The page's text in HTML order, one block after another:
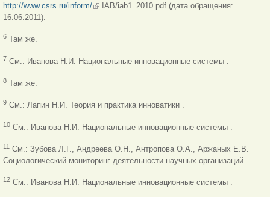
http://www.csrs.ru/inform/(внешняя ссылка)
IAB/iab1_2010.pdf (дата обращения:
16.06.2011).
6 Там же.
7 См.: Иванова Н.И. Национальные инновационные системы .
8 Там же.
9 См.: Лапин Н.И. Теория и практика инноватики .
10 См.: Иванова Н.И. Национальные инновационные системы .
11 См.: Зубова Л.Г., Андреева О.Н., Антропова О.А., Аржаных Е.В.
Социологический мониторинг деятельности научных организаций ...
12 См.: Иванова Н.И. Национальные инновационные системы .